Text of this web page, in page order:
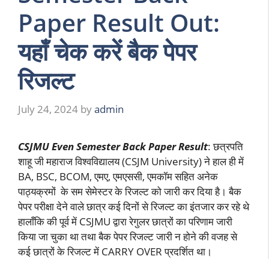
Paper Result Out:
यहाँ चेक करें बैक पेपर
रिजल्ट
July 24, 2024 byadmin
CSJMU Even Semester Back Paper Result: छत्रपति
शाहू जी महाराज विश्वविद्यालय (CSJM University) ने हाल ही में
BA, BSC, BCOM, एमए, एमएससी, एमकॉम सहित अनेक
पाठ्यक्रमों के सम सेमेस्टर के रिजल्ट को जारी कर दिया है। बैक
पेपर परीक्षा देने वाले छात्र कई दिनों से रिजल्ट का इंतजार कर रहे थे
हालाँकि की पूर्व में CSJMU द्वारा रेगुलर छात्रों का परिणाम जारी
किया जा चुका था तथा बैक पेपर रिजल्ट जारी न होने की वजह से
कई छात्रों के रिजल्ट में CARRY OVER प्रदर्शित था।